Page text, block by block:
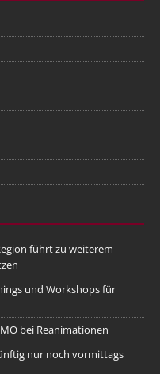
führt zu weiterem
und Workshops für
bei Reanimationen
nur noch vormittags